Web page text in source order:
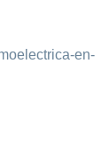
en-